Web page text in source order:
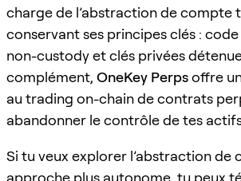
charge de l’abstraction de compte
conservant ses principes clés :
non-custody et clés privées
complément, OneKey Perpsoffre
au trading on-chain de contrats
abandonner le contrôle de tes
Si tu veux explorer l’abstraction de
approche plus autonome, tu peux